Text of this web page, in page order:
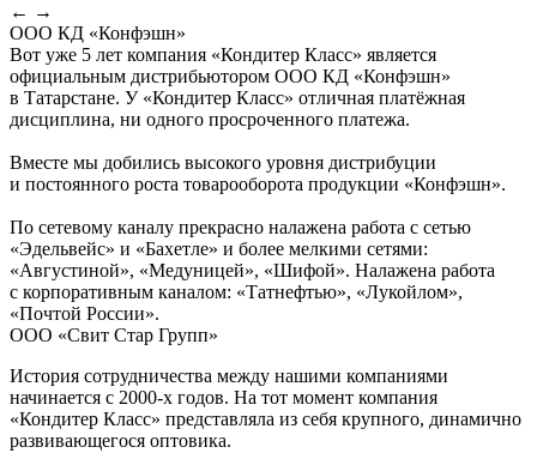
← →
ООО КД «Конфэшн»
Вот уже 5 лет компания «Кондитер Класс» является
официальным дистрибьютором ООО КД «Конфэшн»
в Татарстане. У «Кондитер Класс» отличная платёжная
дисциплина, ни одного просроченного платежа.
Вместе мы добились высокого уровня дистрибуции
и постоянного роста товарооборота продукции «Конфэшн».
По сетевому каналу прекрасно налажена работа с сетью
«Эдельвейс» и «Бахетле» и более мелкими сетями:
«Августиной», «Медуницей», «Шифой». Налажена работа
с корпоративным каналом: «Татнефтью», «Лукойлом»,
«Почтой России».
ООО «Свит Стар Групп»
История сотрудничества между нашими компаниями
начинается с 2000-х годов. На тот момент компания
«Кондитер Класс» представляла из себя крупного, динамично
развивающегося оптовика.